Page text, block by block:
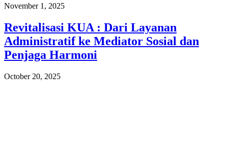
November 1, 2025
Revitalisasi KUA : Dari Layanan
Administratif ke Mediator Sosial dan
Penjaga Harmoni
October 20, 2025